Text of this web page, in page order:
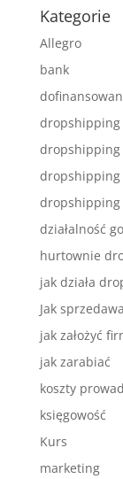
Kategorie
Allegro
bank
dropshipping
dropshipping
dropshipping
dropshipping
działalność
hurtownie
jak działa
Jak
jak założyć
jak zarabiać
koszty
księgowość
Kurs
marketing